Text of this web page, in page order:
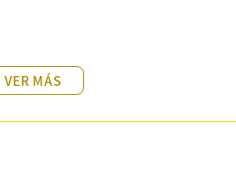
VER MÁS